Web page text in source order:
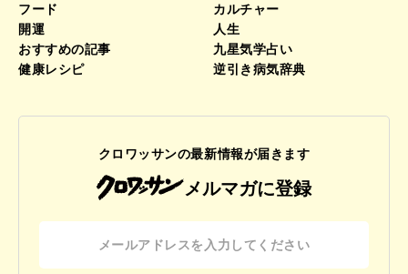
フード
カルチャー
開運
人生
おすすめの記事
九星気学占い
健康レシピ
逆引き病気辞典
クロワッサンの最新情報が届きます
メルマガに登録